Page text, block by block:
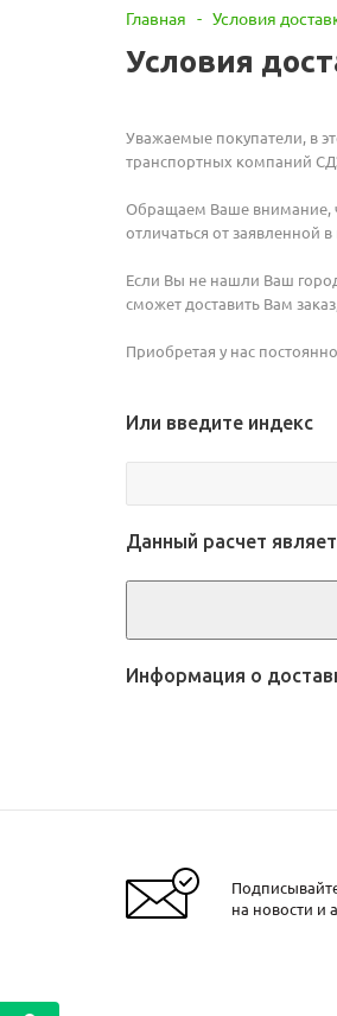
Главная - Условия
Условия
Уважаемые покупатели, в
транспортных компаний
Обращаем Ваше внимание,
отличаться от заявленной
Если Вы не нашли Ваш
сможет доставить Вам
Приобретая у нас постоянно
Или введите индекс
Данный расчет
Информация о
на новости и